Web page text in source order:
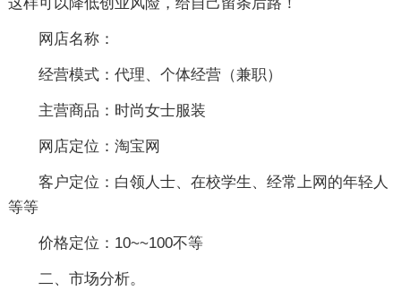
网店名称：
经营模式：代理、个体经营（兼职）
主营商品：时尚女士服装
网店定位：淘宝网
客户定位：白领人士、在校学生、经常上网的年轻人
等等
价格定位：10~~100不等
二、市场分析。